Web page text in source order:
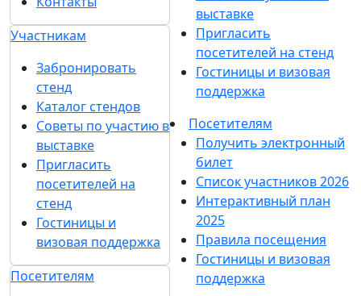
Партнеры и
спонсоры
вопросы
Контакты
Участникам
Забронировать
стенд
Каталог стендов
Советы по участию в
выставке
Пригласить
посетителей на
Участникам
Забронировать стенд
Каталог стендов
Советы по участию в
выставке
Пригласить
посетителей на стенд
Гостиницы и визовая
поддержка
Посетителям
Получить электронный
билет
Список участников 2026
Интерактивный план